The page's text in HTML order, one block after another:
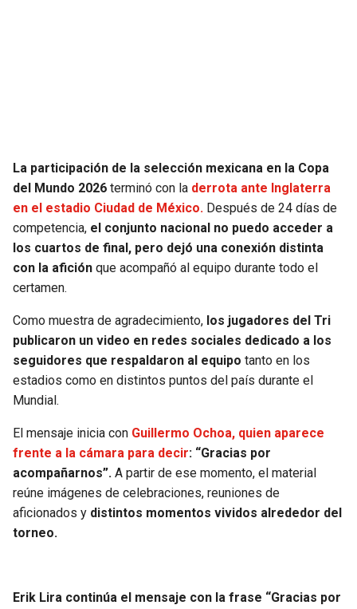
RAMS
49ERS
SEAHAWKS
BEARS
LIONS
PACKERS
VIKINGS
FALCONS
ROCKETS
GRIZZLIES
PELICANS
SPURS
NUGGETS
TIMBERWOLVES
THUNDER
TRAIL BLAZERS
La participación de la selección mexicana en la Copa
del Mundo 2026 terminó con la derrota ante Inglaterra
en el estadio Ciudad de México. Después de 24 días de
competencia, el conjunto nacional no puedo acceder a
los cuartos de final, pero dejó una conexión distinta
con la afición que acompañó al equipo durante todo el
certamen.
Como muestra de agradecimiento, los jugadores del Tri
publicaron un video en redes sociales dedicado a los
seguidores que respaldaron al equipo tanto en los
estadios como en distintos puntos del país durante el
Mundial.
El mensaje inicia con Guillermo Ochoa, quien aparece
frente a la cámara para decir: “Gracias por
acompañarnos”. A partir de ese momento, el material
reúne imágenes de celebraciones, reuniones de
aficionados y distintos momentos vividos alrededor del
torneo.
Erik Lira continúa el mensaje con la frase “Gracias por